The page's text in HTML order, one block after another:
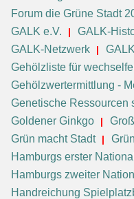
Forum die Grüne Stadt
GALK e.V.
GALK-
GALK-Netzwerk
Gehölzliste für
Gehölzwertermittlung -
Genetische Ressourcen
Goldener Ginkgo
Grün macht Stadt
Hamburgs erster
Hamburgs zweiter
Handreichung